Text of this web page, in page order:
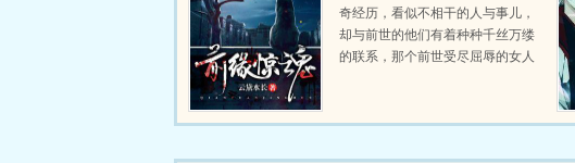
奇经历，看似不相干的人与事儿，
却与前世的他们有着种种千丝万缕
的联系，那个前世受尽屈辱的女人